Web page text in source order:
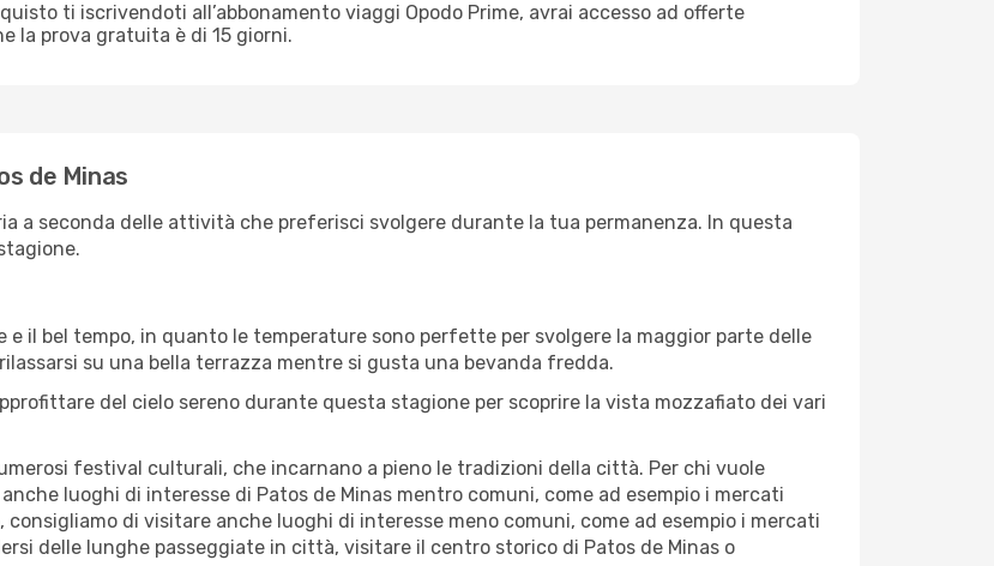
ti iscrivendoti all’abbonamento viaggi Opodo Prime, avrai accesso ad offerte
la prova gratuita è di 15 giorni.
de Minas
a seconda delle attività che preferisci svolgere durante la tua permanenza. In questa
e il bel tempo, in quanto le temperature sono perfette per svolgere la maggior parte delle
su una bella terrazza mentre si gusta una bevanda fredda.
del cielo sereno durante questa stagione per scoprire la vista mozzafiato dei vari
festival culturali, che incarnano a pieno le tradizioni della città. Per chi vuole
luoghi di interesse di Patos de Minas mentro comuni, come ad esempio i mercati
di visitare anche luoghi di interesse meno comuni, come ad esempio i mercati
delle lunghe passeggiate in città, visitare il centro storico di Patos de Minas o